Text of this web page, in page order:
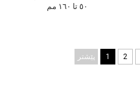
٥٠ تا ١٦٠ مم
پێشتر 1 2